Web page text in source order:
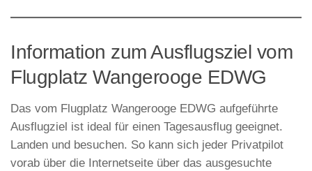
Information zum Ausflugsziel vom
Flugplatz Wangerooge EDWG
Das vom Flugplatz Wangerooge EDWG aufgeführte
Ausflugziel ist ideal für einen Tagesausflug geeignet.
Landen und besuchen. So kann sich jeder Privatpilot
vorab über die Internetseite über das ausgesuchte